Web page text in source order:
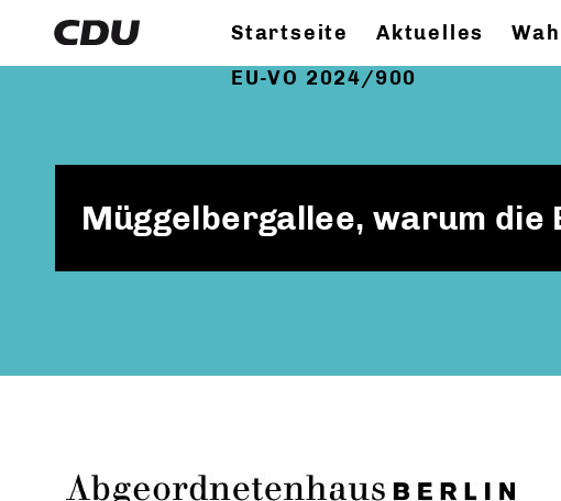
Startseite Aktuelles
EU-VO 2024/900
Müggelbergallee, warum die